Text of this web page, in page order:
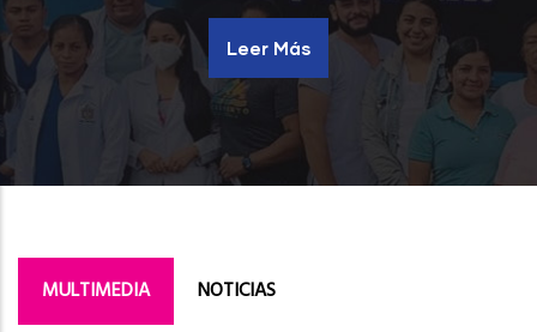
Leer Más
MULTIMEDIA NOTICIAS